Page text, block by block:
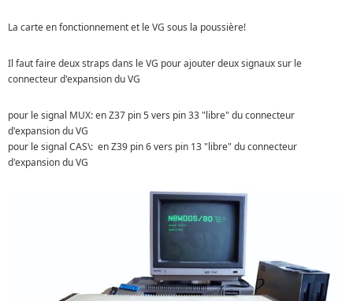
La carte en fonctionnement et le VG sous la poussière!
Il faut faire deux straps dans le VG pour ajouter deux signaux sur le
connecteur d'expansion du VG
pour le signal MUX: en Z37 pin 5 vers pin 33 "libre" du connecteur
d'expansion du VG
pour le signal CAS\: en Z39 pin 6 vers pin 13 "libre" du connecteur
d'expansion du VG